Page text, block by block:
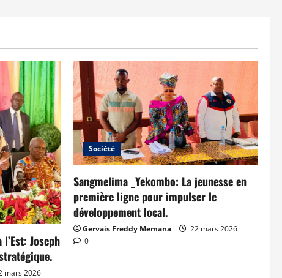
Joseph
mars 2026
Société
Sangmelima _Yekombo: La jeunesse en
première ligne pour impulser le
développement local.
Gervais Freddy Memana
22 mars 2026
0